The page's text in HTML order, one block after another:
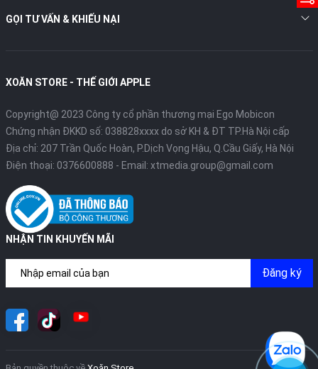
GỌI TƯ VẤN & KHIẾU NẠI
XOĂN STORE - THẾ GIỚI APPLE
Copyright@ 2023 Công ty cổ phần thương mại Ego Mobicon
Chứng nhận ĐKKD số: 038828xxxx do sở KH & ĐT TP.Hà Nội cấp
Địa chỉ: 207 Trần Quốc Hoàn, P.Dịch Vọng Hậu, Q.Cầu Giấy, Hà Nội
Điện thoại: 0376600888 - Email: xtmedia.group@gmail.com
NHẬN TIN KHUYẾN MÃI
Đăng ký